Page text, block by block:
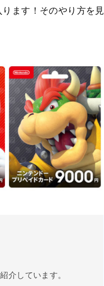
ます！そのやり方を見
介しています。